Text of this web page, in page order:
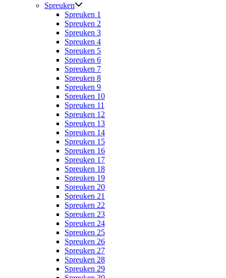
Spreuken
Spreuken 1
Spreuken 2
Spreuken 3
Spreuken 4
Spreuken 5
Spreuken 6
Spreuken 7
Spreuken 8
Spreuken 9
Spreuken 10
Spreuken 11
Spreuken 12
Spreuken 13
Spreuken 14
Spreuken 15
Spreuken 16
Spreuken 17
Spreuken 18
Spreuken 19
Spreuken 20
Spreuken 21
Spreuken 22
Spreuken 23
Spreuken 24
Spreuken 25
Spreuken 26
Spreuken 27
Spreuken 28
Spreuken 29